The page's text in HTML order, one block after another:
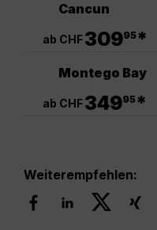
Cancun
ab CHF30995*
Montego Bay
ab CHF34995*
Weiterempfehlen: